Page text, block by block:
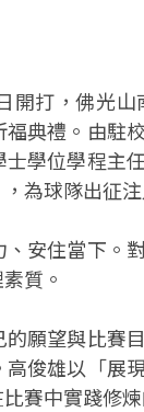
開打，佛光
典禮。由駐
學位學程主
為球隊出征
安住當下。
質。
願望與比賽
俊雄以「展
賽中實踐修